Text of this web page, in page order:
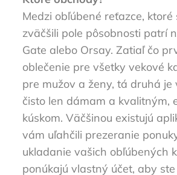
Medzi obľúbené reťazce, ktoré
zväčšili pole pôsobnosti patrí
Gate alebo Orsay. Zatiaľ čo
oblečenie pre všetky vekové
pre mužov a ženy, tá druhá je
čisto len dámam a kvalitným,
kúskom. Väčšinou existujú
vám uľahčili prezeranie
ukladanie vašich obľúbených
ponúkajú vlastný účet, aby